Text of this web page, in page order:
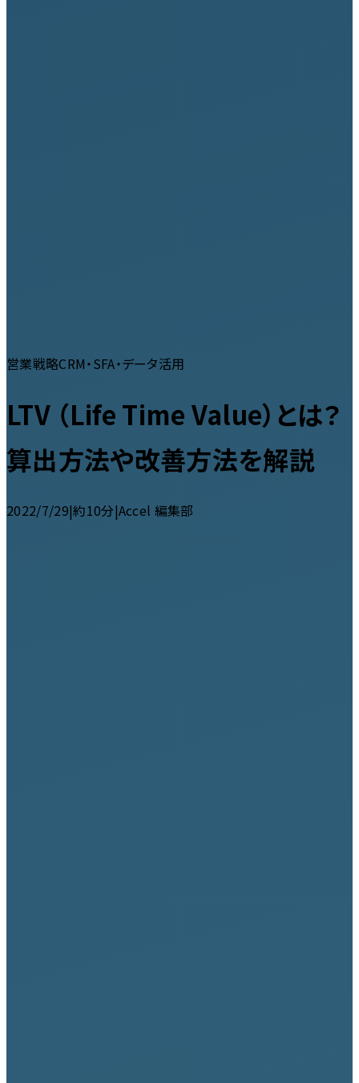
営業戦略CRM・SFA・データ活用
LTV （Life Time Value）とは？
算出方法や改善方法を解説
2022/7/29|約10分|Accel 編集部